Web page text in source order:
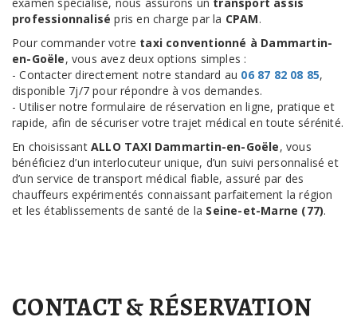
professionnalisé pris en charge par la CPAM.
Pour commander votre taxi conventionné à Dammartin-
en-Goële, vous avez deux options simples :
- Contacter directement notre standard au 06 87 82 08 85,
disponible 7j/7 pour répondre à vos demandes.
- Utiliser notre formulaire de réservation en ligne, pratique et
rapide, afin de sécuriser votre trajet médical en toute sérénité.
En choisissant ALLO TAXI Dammartin-en-Goële, vous
bénéficiez d’un interlocuteur unique, d’un suivi personnalisé et
d’un service de transport médical fiable, assuré par des
chauffeurs expérimentés connaissant parfaitement la région
et les établissements de santé de la Seine-et-Marne (77).
CONTACT & RÉSERVATION